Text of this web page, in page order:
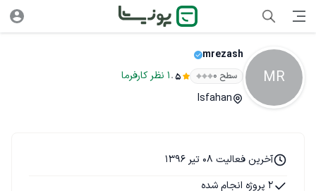
MR
mrezash
سطح ۰ 5
.
1 نظر کارفرما
Isfahan
آخرین فعالیت 08 تیر 1396
2 پروژه انجام شده